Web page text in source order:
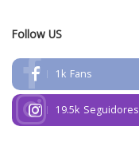
Follow US
1k Fans
19.5k Seguidores